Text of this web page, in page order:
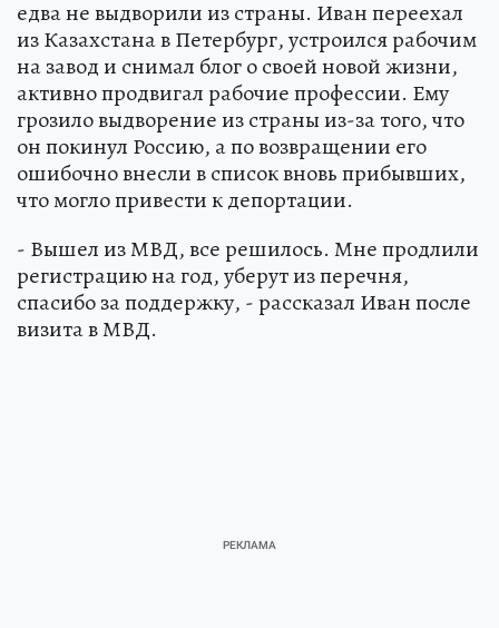
едва не выдворили из страны. Иван переехал
из Казахстана в Петербург, устроился рабочим
на завод и снимал блог о своей новой жизни,
активно продвигал рабочие профессии. Ему
грозило выдворение из страны из-за того, что
он покинул Россию, а по возвращении его
ошибочно внесли в список вновь прибывших,
что могло привести к депортации.
- Вышел из МВД, все решилось. Мне продлили
регистрацию на год, уберут из перечня,
спасибо за поддержку, - рассказал Иван после
визита в МВД.